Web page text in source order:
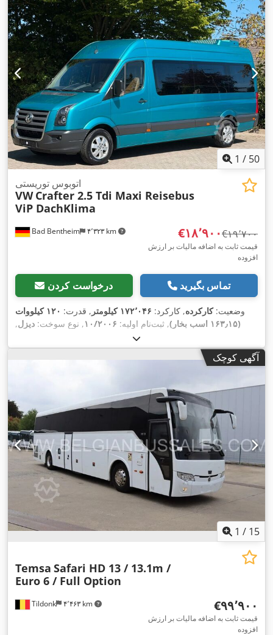
1 / 50
Bad Bentheim ۴٬۳۲۳ km
اتوبوس توریستی
VW Crafter 2.5 Tdi Maxi Reisebus
ViP DachKlima
‎€۱۸٬۹۰۰ ‎€۱۹٬۷۰۰
قیمت ثابت به اضافه مالیات بر ارزش
افزوده
درخواست کردن تماس بگیرید
وضعیت:کارکرده, کارکرد: ۱۷۲٬۰۴۶ کیلومتر , قدرت:
۱۲۰ کیلووات
(۱۶۳٫۱۵ اسب بخار)
, ثبت‌نام اولیه: ۱۰/۲۰۰۶, نوع سوخت: دیزل,
, نوع چرخ‌دنده:
۰۶/۲۰۲۸
, کلاس انتشار:یورو۴ , رنگ:سبز, سال ساخت:۲۰۰۶,
آگهی کوچک
1 / 15
Tildonk ۴٬۴۶۳ km
Temsa Safari HD 13 / 13.1m /
Euro 6 / Full Option
‎€۹۹٬۹۰۰
قیمت ثابت به اضافه مالیات بر ارزش
افزوده